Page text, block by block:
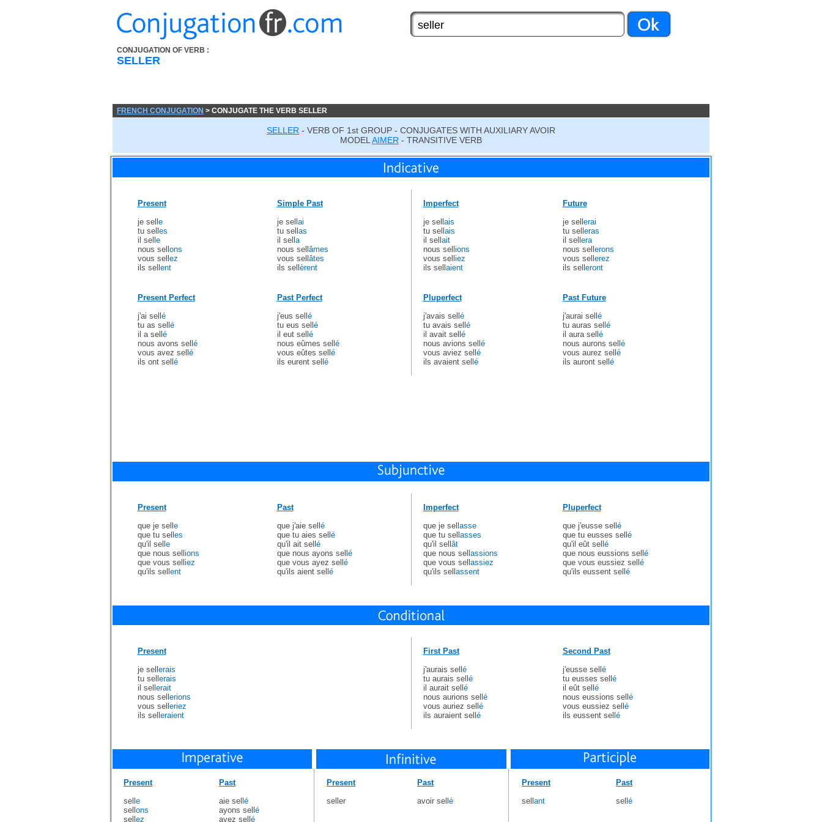
CONJUGATION OF VERB :
SELLER
FRENCH CONJUGATION > CONJUGATE THE VERB SELLER
SELLER - VERB OF 1st GROUP - CONJUGATES WITH AUXILIARY AVOIR
MODEL AIMER - TRANSITIVE VERB
Present
je sell e
tu sell es
il sell e
nous sell ons
vous sell ez
ils sell ent
Simple Past
je sell ai
tu sell as
il sell a
nous sell âmes
vous sell âtes
ils sell èrent
Present Perfect
j'ai sell é
tu as sell é
il a sell é
nous avons sell é
vous avez sell é
ils ont sell é
Past Perfect
j'eus sell é
tu eus sell é
il eut sell é
nous eûmes sell é
vous eûtes sell é
ils eurent sell é
Imperfect
je sell ais
tu sell ais
il sell ait
nous sell ions
vous sell iez
ils sell aient
Future
je sell erai
tu sell eras
il sell era
nous sell erons
vous sell erez
ils sell eront
Pluperfect
j'avais sell é
tu avais sell é
il avait sell é
nous avions sell é
vous aviez sell é
ils avaient sell é
Past Future
j'aurai sell é
tu auras sell é
il aura sell é
nous aurons sell é
vous aurez sell é
ils auront sell é
Present
que je sell e
que tu sell es
qu'il sell e
que nous sell ions
que vous sell iez
qu'ils sell ent
Past
que j'aie sell é
que tu aies sell é
qu'il ait sell é
que nous ayons sell é
que vous ayez sell é
qu'ils aient sell é
Imperfect
que je sell asse
que tu sell asses
qu'il sell ât
que nous sell assions
que vous sell assiez
qu'ils sell assent
Pluperfect
que j'eusse sell é
que tu eusses sell é
qu'il eût sell é
que nous eussions sell é
que vous eussiez sell é
qu'ils eussent sell é
Present
je sell erais
tu sell erais
il sell erait
nous sell erions
vous sell eriez
ils sell eraient
First Past
j'aurais sell é
tu aurais sell é
il aurait sell é
nous aurions sell é
vous auriez sell é
ils auraient sell é
Second Past
j'eusse sell é
tu eusses sell é
il eût sell é
nous eussions sell é
vous eussiez sell é
ils eussent sell é
Present
sell e
sell ons
sell ez
Past
aie sell é
ayons sell é
ayez sell é
Present
seller
Past
avoir sell é
Present
sell ant
Past
sell é